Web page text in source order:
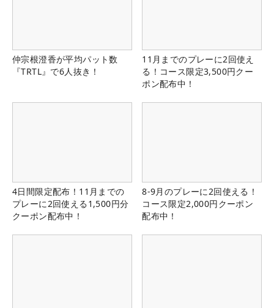
仲宗根澄香が平均パット数
『TRTL』で6人抜き！
11月までのプレーに2回使え
る！コース限定3,500円クー
ポン配布中！
4日間限定配布！11月までの
プレーに2回使える1,500円分
クーポン配布中！
8-9月のプレーに2回使える！
コース限定2,000円クーポン
配布中！